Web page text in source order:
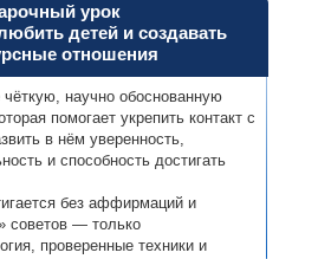
научно обоснованную
помогает укрепить контакт с
в нём уверенность,
и способность достигать
без аффирмаций и
советов — только
проверенные техники и
урок
детей и создавать
отношения